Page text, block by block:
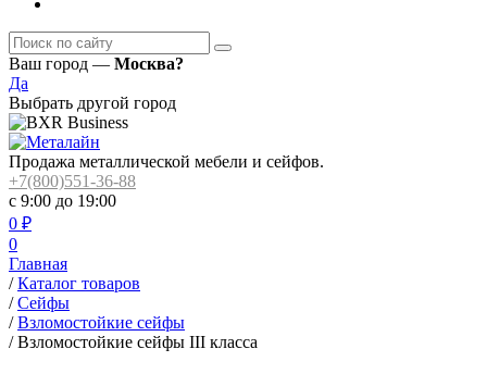
Ваш город — Москва?
Да
Выбрать другой город
Продажа металлической мебели и сейфов.
+7(800)551-36-88
с 9:00 до 19:00
0 ₽
0
Главная
/ Каталог товаров
/ Сейфы
/ Взломостойкие сейфы
/ Взломостойкие сейфы III класса